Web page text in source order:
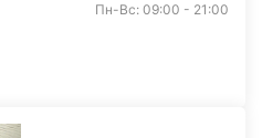
Пн-Вс: 09:00 - 21:00